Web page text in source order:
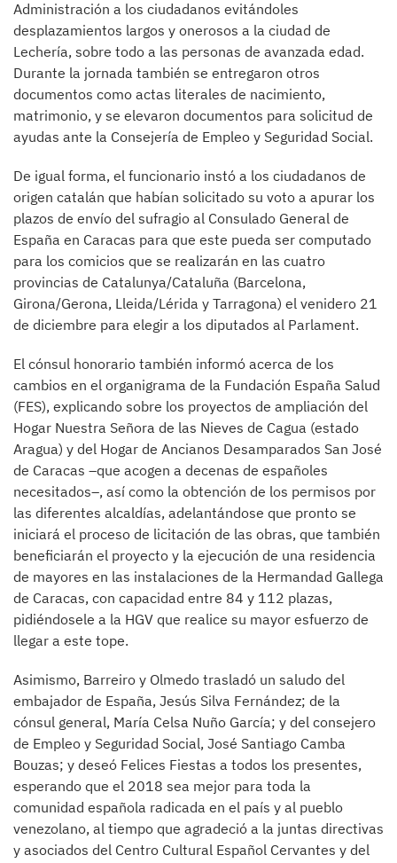
Administración a los ciudadanos evitándoles
desplazamientos largos y onerosos a la ciudad de
Lechería, sobre todo a las personas de avanzada edad.
Durante la jornada también se entregaron otros
documentos como actas literales de nacimiento,
matrimonio, y se elevaron documentos para solicitud de
ayudas ante la Consejería de Empleo y Seguridad Social.
De igual forma, el funcionario instó a los ciudadanos de
origen catalán que habían solicitado su voto a apurar los
plazos de envío del sufragio al Consulado General de
España en Caracas para que este pueda ser computado
para los comicios que se realizarán en las cuatro
provincias de Catalunya/Cataluña (Barcelona,
Girona/Gerona, Lleida/Lérida y Tarragona) el venidero 21
de diciembre para elegir a los diputados al Parlament.
El cónsul honorario también informó acerca de los
cambios en el organigrama de la Fundación España Salud
(FES), explicando sobre los proyectos de ampliación del
Hogar Nuestra Señora de las Nieves de Cagua (estado
Aragua) y del Hogar de Ancianos Desamparados San José
de Caracas –que acogen a decenas de españoles
necesitados–, así como la obtención de los permisos por
las diferentes alcaldías, adelantándose que pronto se
iniciará el proceso de licitación de las obras, que también
beneficiarán el proyecto y la ejecución de una residencia
de mayores en las instalaciones de la Hermandad Gallega
de Caracas, con capacidad entre 84 y 112 plazas,
pidiéndosele a la HGV que realice su mayor esfuerzo de
llegar a este tope.
Asimismo, Barreiro y Olmedo trasladó un saludo del
embajador de España, Jesús Silva Fernández; de la
cónsul general, María Celsa Nuño García; y del consejero
de Empleo y Seguridad Social, José Santiago Camba
Bouzas; y deseó Felices Fiestas a todos los presentes,
esperando que el 2018 sea mejor para toda la
comunidad española radicada en el país y al pueblo
venezolano, al tiempo que agradeció a la juntas directivas
y asociados del Centro Cultural Español Cervantes y del